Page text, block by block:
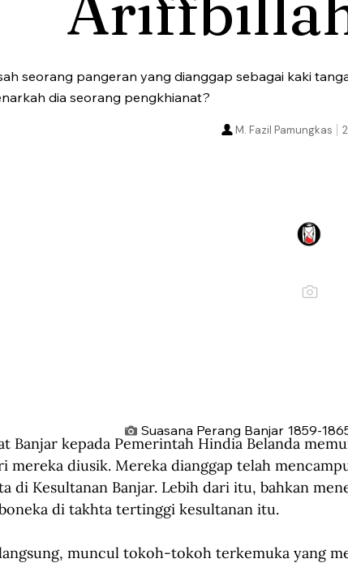
seorang pangeran yang dianggap sebagai kaki
dia seorang pengkhianat?
M. Fazil Pamungkas
Suasana Perang Banjar 1859-
Banjar kepada Pemerintah Hindia Belanda
mereka diusik. Mereka dianggap telah
di Kesultanan Banjar. Lebih dari itu, bahkan
di takhta tertinggi kesultanan itu.
muncul tokoh-tokoh terkemuka yang